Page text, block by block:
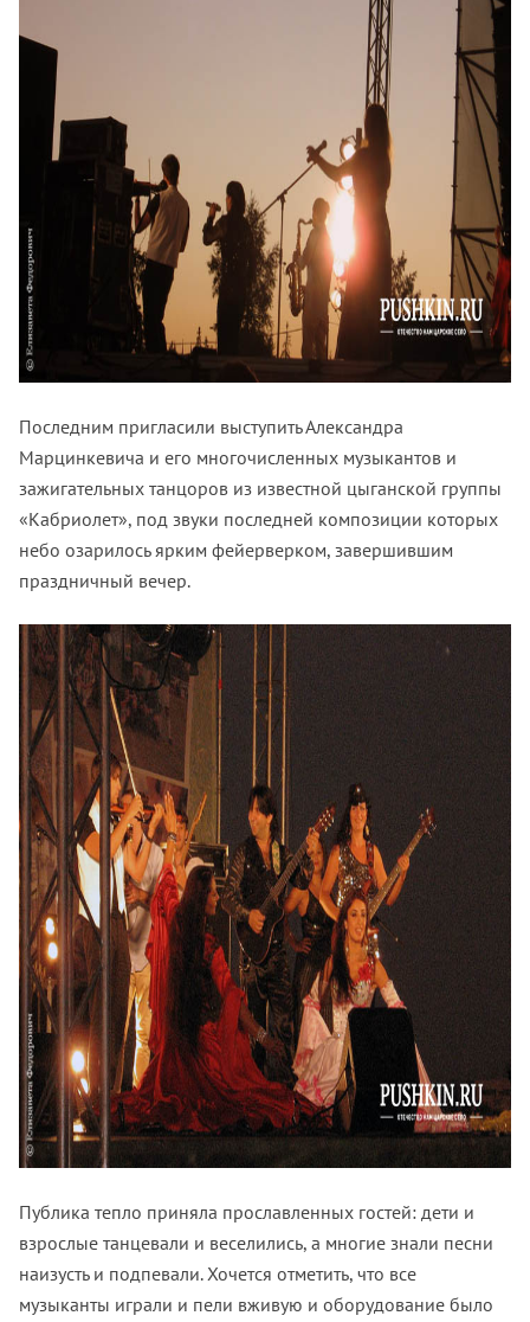
Последним пригласили выступить Александра
Марцинкевича и его многочисленных музыкантов и
зажигательных танцоров из известной цыганской группы
«Кабриолет», под звуки последней композиции которых
небо озарилось ярким фейерверком, завершившим
праздничный вечер.
Публика тепло приняла прославленных гостей: дети и
взрослые танцевали и веселились, а многие знали песни
наизусть и подпевали. Хочется отметить, что все
музыканты играли и пели вживую и оборудование было